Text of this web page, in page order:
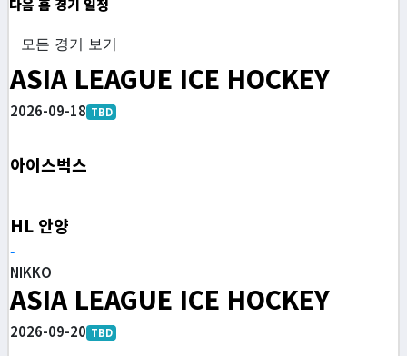
다음 홈 경기 일정
모든 경기 보기
ASIA LEAGUE ICE HOCKEY
2026-09-18 TBD
아이스벅스
HL 안양
-
NIKKO
ASIA LEAGUE ICE HOCKEY
2026-09-20 TBD